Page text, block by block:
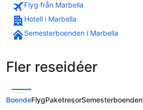
Flyg från Marbella
Hotell i Marbella
Semesterboenden i Marbella
Fler reseidéer
BoendeFlygPaketresorSemesterboenden